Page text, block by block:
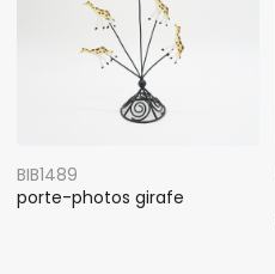
BIB1489
porte-photos girafe